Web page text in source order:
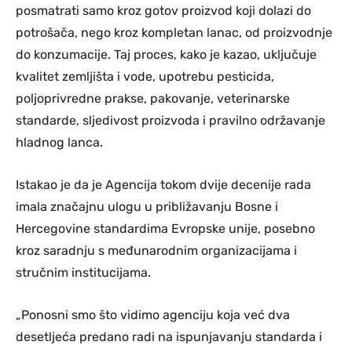
posmatrati samo kroz gotov proizvod koji dolazi do
potrošača, nego kroz kompletan lanac, od proizvodnje
do konzumacije. Taj proces, kako je kazao, uključuje
kvalitet zemljišta i vode, upotrebu pesticida,
poljoprivredne prakse, pakovanje, veterinarske
standarde, sljedivost proizvoda i pravilno održavanje
hladnog lanca.
Istakao je da je Agencija tokom dvije decenije rada
imala značajnu ulogu u približavanju Bosne i
Hercegovine standardima Evropske unije, posebno
kroz saradnju s međunarodnim organizacijama i
stručnim institucijama.
„Ponosni smo što vidimo agenciju koja već dva
desetljeća predano radi na ispunjavanju standarda i